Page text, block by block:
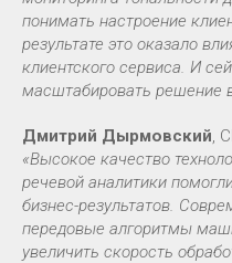
понимать настроение
результате это оказало
клиентского сервиса. И
масштабировать решение
Дмитрий Дырмовский ,
«Высокое качество
речевой аналитики
бизнес-результатов.
передовые алгоритмы
увеличить скорость